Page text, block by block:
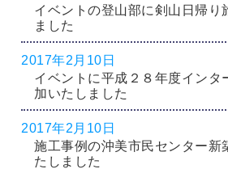
イベントの登山部に剣山日帰り
ました
2017年2月10日
イベントに平成２８年度インタ
加いたしました
2017年2月10日
施工事例の沖美市民センター新
たしました